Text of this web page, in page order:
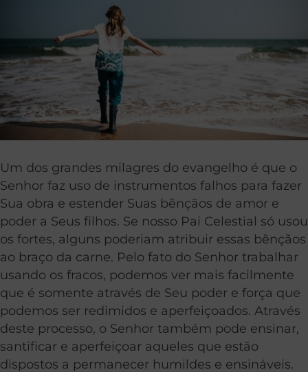
Um dos grandes milagres do evangelho é que o
Senhor faz uso de instrumentos falhos para fazer
Sua obra e estender Suas bênçãos de amor e
poder a Seus filhos. Se nosso Pai Celestial só usou
os fortes, alguns poderiam atribuir essas bênçãos
ao braço da carne. Pelo fato do Senhor trabalhar
usando os fracos, podemos ver mais facilmente
que é somente através de Seu poder e força que
podemos ser redimidos e aperfeiçoados. Através
deste processo, o Senhor também pode ensinar,
santificar e aperfeiçoar aqueles que estão
dispostos a permanecer humildes e ensináveis.